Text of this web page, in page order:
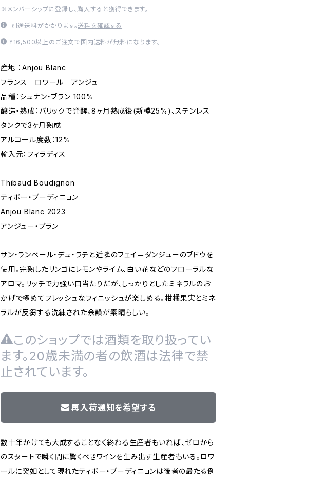
※ メンバーシップに登録 し、購入すると獲得できます。
別途送料がかかります。送料を確認する
¥16,500以上のご注文で国内送料が無料になります。
産地 ：Anjou Blanc
フランス ロワール アンジュ
品種：シュナン・ブラン 100%
醸造・熟成：バリックで発酵、8ヶ月熟成後(新樽25%)、ステンレス
タンクで3ヶ月熟成
アルコール度数：12%
輸入元：フィラディス
Thibaud Boudignon
ティボー・ブーディニョン
Anjou Blanc 2023
アンジュー・ブラン
サン・ランベール・デュ・ラテと近隣のフェイ＝ダンジューのブドウを
使用。完熟したリンゴにレモンやライム、白い花などのフローラルな
アロマ。リッチで力強い口当たりだが、しっかりとしたミネラルのお
かげで極めてフレッシュなフィニッシュが楽しめる。柑橘果実とミネ
ラルが反芻する洗練された余韻が素晴らしい。
このショップでは酒類を取り扱ってい
ます。20歳未満の者の飲酒は法律で禁
止されています。
再入荷通知を希望する
数十年かけても大成することなく終わる生産者もいれば、ゼロから
のスタートで瞬く間に驚くべきワインを生み出す生産者もいる。ロワ
ールに突如として現れたティボー・ブーディニョンは後者の最たる例